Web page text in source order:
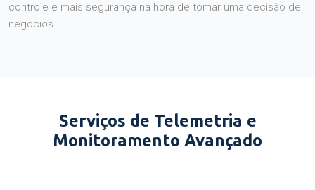
controle e mais segurança na hora de tomar uma decisão de
negócios.
Serviços de Telemetria e
Monitoramento Avançado